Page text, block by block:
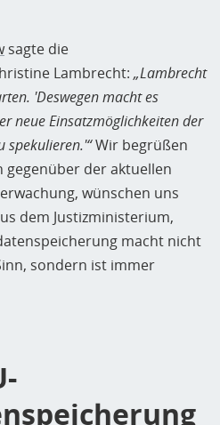
sagte die
Lambrecht: „Lambrecht
'Deswegen macht es
neue Einsatzmöglichkeiten der
spekulieren.'“Wir begrüßen
gegenüber der aktuellen
wünschen uns
dem Justizministerium,
macht nicht
sondern ist immer